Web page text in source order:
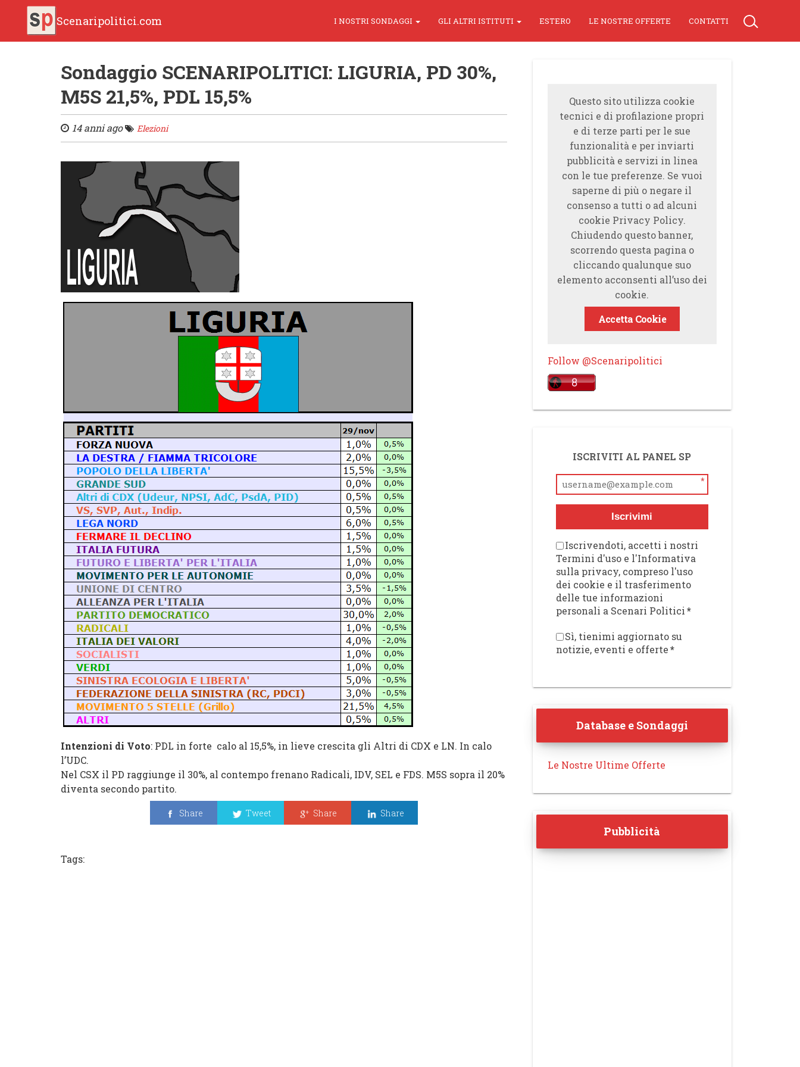
Scenaripolitici.com I NOSTRI SONDAGGI GLI ALTRI ISTITUTI ESTERO LE NOSTRE OFFERTE CONTATTI
Sondaggio SCENARIPOLITICI: LIGURIA, PD 30%,
M5S 21,5%, PDL 15,5%
14 anni ago Elezioni
Intenzioni di Voto: PDL in forte calo al 15,5%, in lieve crescita gli Altri di CDX e LN. In calo
l’UDC.
Nel CSX il PD raggiunge il 30%, al contempo frenano Radicali, IDV, SEL e FDS. M5S sopra il 20%
diventa secondo partito.
Share Tweet Share Share
Tags:
Questo sito utilizza cookie
tecnici e di profilazione propri
e di terze parti per le sue
funzionalità e per inviarti
pubblicità e servizi in linea
con le tue preferenze. Se vuoi
saperne di più o negare il
consenso a tutti o ad alcuni
cookie Privacy Policy.
Chiudendo questo banner,
scorrendo questa pagina o
cliccando qualunque suo
elemento acconsenti all’uso dei
cookie.
Accetta Cookie
Follow @Scenaripolitici
ISCRIVITI AL PANEL SP
*
Iscrivimi
Iscrivendoti, accetti i nostri
Termini d'uso e l'Informativa
sulla privacy, compreso l'uso
dei cookie e il trasferimento
delle tue informazioni
personali a Scenari Politici*
Sì, tienimi aggiornato su
notizie, eventi e offerte*
Database e Sondaggi
Le Nostre Ultime Offerte
Pubblicità